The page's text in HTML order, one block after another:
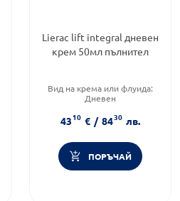
Lierac lift integral дневен
крем 50мл пълнител
Вид на крема или флуида:
Дневен
Функционалност:Антиейдж
4310 € / 8430 лв.
ПОРЪЧАЙ